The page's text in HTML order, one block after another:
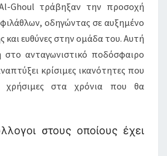
Ghoul τράβηξαν την προσοχή
οδηγώντας σε αυξημένο
και ευθύνες στην ομάδα του. Αυτή
ανταγωνιστικό ποδόσφαιρο
κρίσιμες ικανότητες που
στα χρόνια που θα
στους οποίους έχει